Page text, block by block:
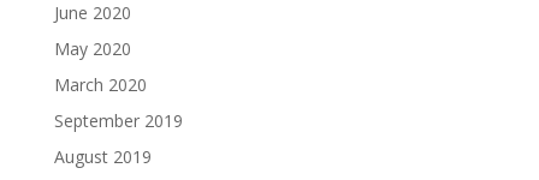
June 2020
May 2020
March 2020
September 2019
August 2019